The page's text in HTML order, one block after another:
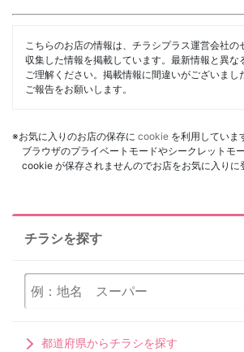
こちらのお店の情報は、チラシプラス運営会社の
収集した情報を掲載しています。最新情報と異な
ご理解ください。掲載情報に間違いがございまし
ご報告をお願いします。
※お気に入りのお店の保存に cookie を利用していま
ブラウザのプライベートモードやシークレットモ
cookie が保存されませんのでお店をお気に入りに
チラシを探す
都道府県からチラシを探す